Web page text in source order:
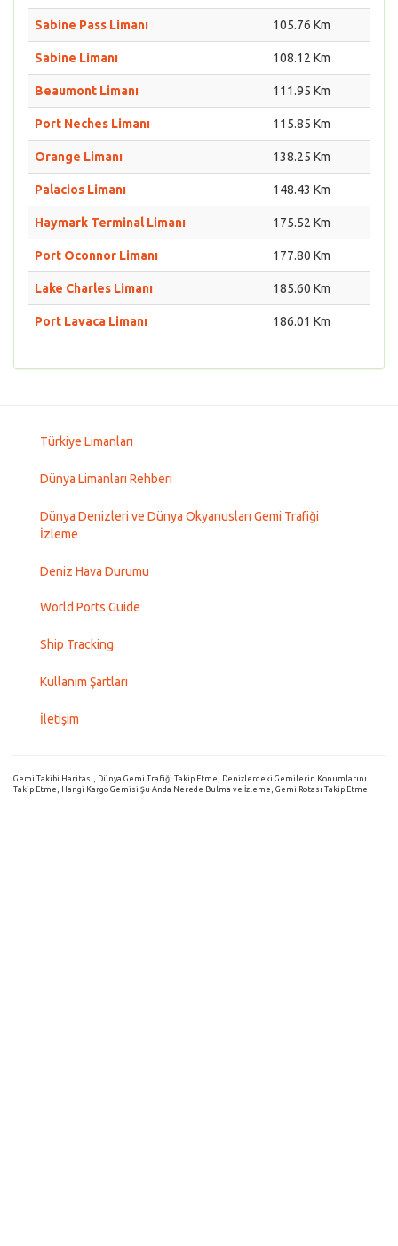
Sabine Pass Limanı 105.76 Km
Sabine Limanı 108.12 Km
Beaumont Limanı 111.95 Km
Port Neches Limanı 115.85 Km
Orange Limanı 138.25 Km
Palacios Limanı 148.43 Km
Haymark Terminal Limanı 175.52 Km
Port Oconnor Limanı 177.80 Km
Lake Charles Limanı 185.60 Km
Port Lavaca Limanı 186.01 Km
Türkiye Limanları
Dünya Limanları Rehberi
Dünya Denizleri ve Dünya Okyanusları Gemi Trafiği
İzleme
Deniz Hava Durumu
World Ports Guide
Ship Tracking
Kullanım Şartları
İletişim
Gemi Takibi Haritası, Dünya Gemi Trafiği Takip Etme, Denizlerdeki Gemilerin Konumlarını
Takip Etme, Hangi Kargo Gemisi Şu Anda Nerede Bulma ve İzleme, Gemi Rotası Takip Etme